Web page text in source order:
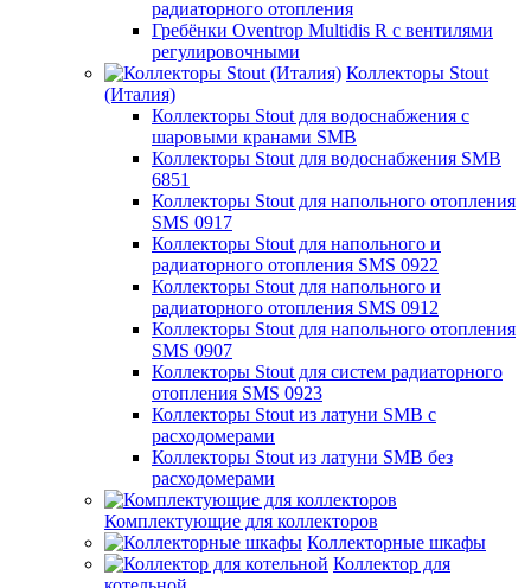
радиаторного отопления
Гребёнки Oventrop Multidis R с вентилями
регулировочными
Коллекторы Stout
(Италия)
Коллекторы Stout для водоснабжения с
шаровыми кранами SMB
Коллекторы Stout для водоснабжения SMB
6851
Коллекторы Stout для напольного отопления
SMS 0917
Коллекторы Stout для напольного и
радиаторного отопления SMS 0922
Коллекторы Stout для напольного и
радиаторного отопления SMS 0912
Коллекторы Stout для напольного отопления
SMS 0907
Коллекторы Stout для систем радиаторного
отопления SMS 0923
Коллекторы Stout из латуни SMB с
расходомерами
Коллекторы Stout из латуни SMB без
расходомерами
Комплектующие для коллекторов
Коллекторные шкафы
Коллектор для